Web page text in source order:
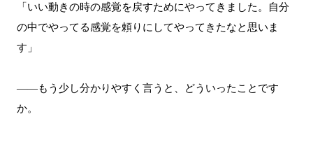
「いい動きの時の感覚を戻すためにやってきました。自分
の中でやってる感覚を頼りにしてやってきたなと思いま
す」
――もう少し分かりやすく言うと、どういったことです
か。